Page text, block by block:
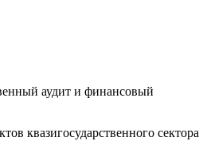
аудит и финансовый
квазигосударственного сектора